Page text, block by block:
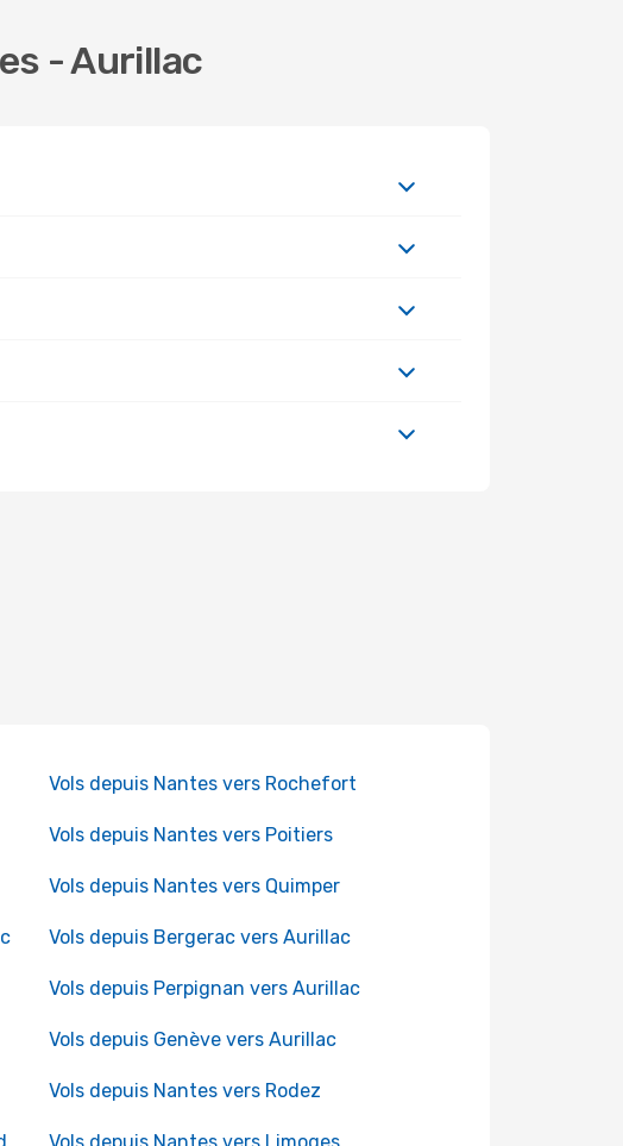
- Aurillac
Vols depuis Nantes vers Rochefort
Vols depuis Nantes vers Poitiers
Vols depuis Nantes vers Quimper
Vols depuis Bergerac vers Aurillac
Vols depuis Perpignan vers Aurillac
Vols depuis Genève vers Aurillac
Vols depuis Nantes vers Rodez